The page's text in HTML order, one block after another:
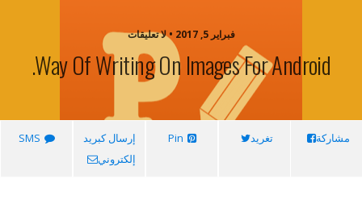
فبراير 5, 2017 • لا تعليقات
Way Of Writing On Images For Android.
مشاركة تغريد Pin
إرسال كبريد
إلكتروني
SMS